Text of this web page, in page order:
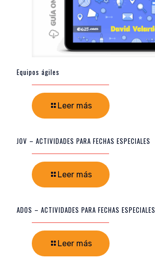
Equipos ágiles
Leer más
JOV – ACTIVIDADES PARA FECHAS ESPECIALES
Leer más
ADOS – ACTIVIDADES PARA FECHAS ESPECIALES
Leer más